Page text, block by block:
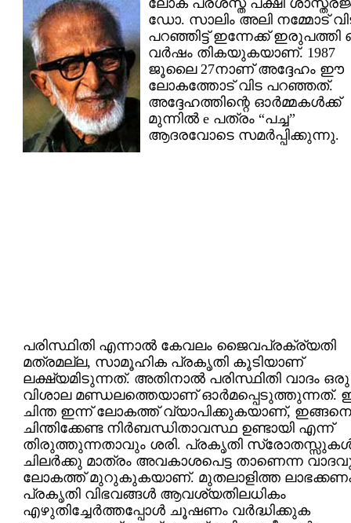
ലോക പ്രശസ്ത പക്ഷി
ഡോ. സാലിം അലി നമ്മോട്
പറഞ്ഞിട്ട് ഇന്നേക്ക് ഇരുപത്തി
വര്‍ഷം തികയുകയാണ്. 1987
ജൂലൈ 27നാണ് അദ്ദേഹം ഈ
ലോകത്തോട് വിട പറഞ്ഞത്.
അദ്ദേഹത്തിന്റെ ഓര്‍മ്മകള്‍ക്ക്
മുന്നില്‍ e പത്രം “പച്ച”
ആദരവോടെ സമര്‍പ്പിക്കുന്നു.
പരിസ്ഥിതി എന്നാല്‍ കേവലം ജൈവപ്രക്ര്യതി
മത്രമല്ല, സാമൂഹിക പ്രകൃതി കൂടിയാണ്
ലക്ഷ്യമിടുന്നത്. അതിനാല്‍ പരിസ്ഥിതി വാദം ഒരു
വിശാല മണ്ഡലത്തെയാണ് ഓര്‍മപ്പെടുത്തുന്നത്.
ചിന്ത ഇന്ന് ലോകത്ത് വ്യാപിക്കുകയാണ്, ഇങ്ങനെ
ചിന്തിക്കേണ്ട നിര്‍ബന്ധിതാവസ്ഥ ഉണ്ടായി എന്ന്
തിരുത്തുന്നതാവും ശരി. പ്രകൃതി
ചിലര്‍ക്കു മാത്രം അവകാശപെട്ട താണെന്ന
ലോകത്ത് മുറുകുകയാണ്. മുതലാളിത്ത
പ്രകൃതി വിഭവങ്ങള്‍ ആവശ്യതിലധികം
എഴുതിച്ചേര്‍ത്തപ്പോള്‍ ചൂഷണം വര്‍ദ്ധിക്കുക